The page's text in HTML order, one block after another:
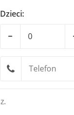
Dzieci: